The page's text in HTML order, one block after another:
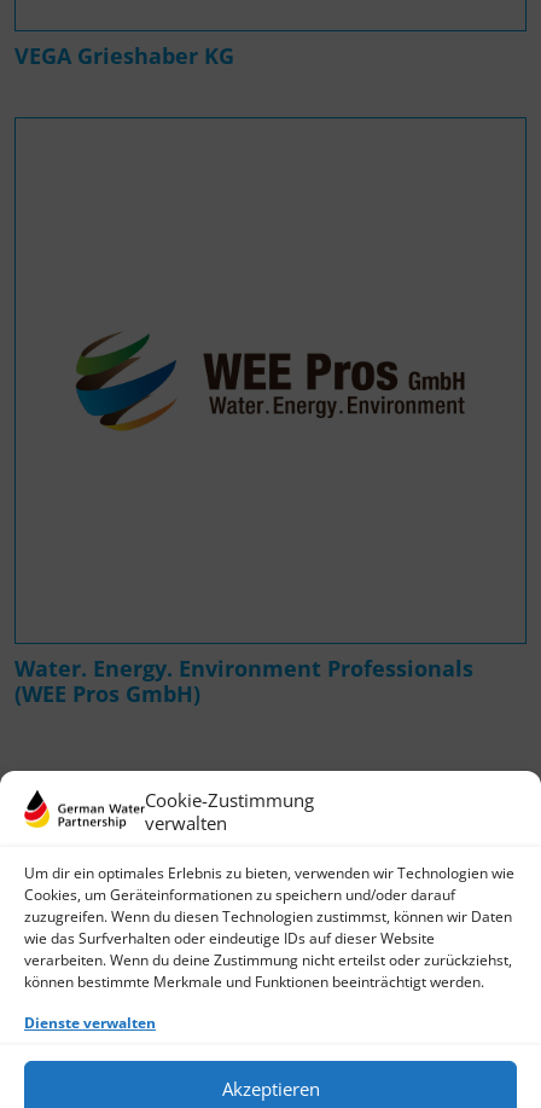
Cookie-Zustimmung
verwalten
Um dir ein optimales Erlebnis zu bieten, verwenden wir Technologien wie
Cookies, um Geräteinformationen zu speichern und/oder darauf
zuzugreifen. Wenn du diesen Technologien zustimmst, können wir Daten
wie das Surfverhalten oder eindeutige IDs auf dieser Website
verarbeiten. Wenn du deine Zustimmung nicht erteilst oder zurückziehst,
können bestimmte Merkmale und Funktionen beeinträchtigt werden.
Dienste verwalten
Akzeptieren
VEGA Grieshaber KG
Water. Energy. Environment Professionals
(WEE Pros GmbH)
German Water Partnership e.V.
Invalidenstraße 91
D-10115 Berlin
Login